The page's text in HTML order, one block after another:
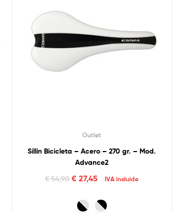
Outlet
Sillín Bicicleta – Acero – 270 gr. – Mod.
Advance2
€54,90 € 27,45 IVA incluído